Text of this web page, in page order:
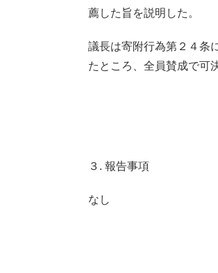
薦した旨を説明した。
議長は寄附行為第２４条
たところ、全員賛成で可
３. 報告事項
なし